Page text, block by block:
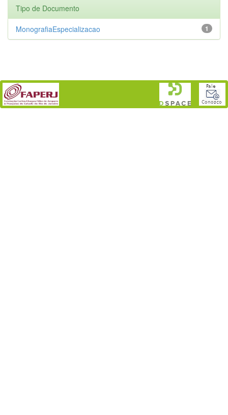
Tipo de Documento
1
MonografiaEspecializacao